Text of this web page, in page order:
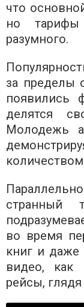
что
но
разумного.
за пределы
появились
делятся
Молодежь
странный
во время
книг и
видео, как
рейсы, глядя